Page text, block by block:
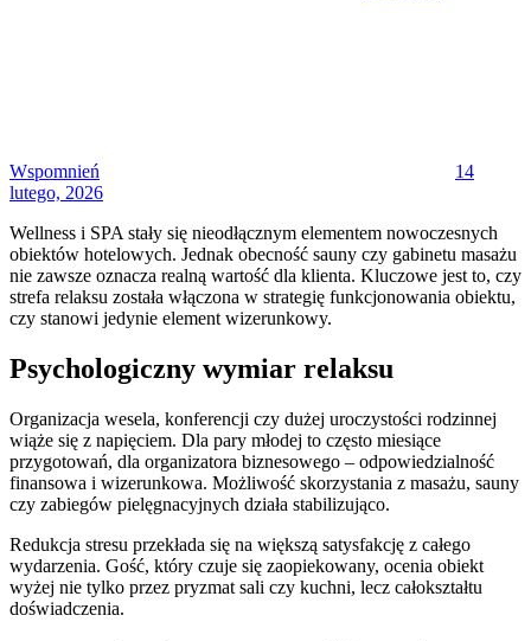
Wspomnień
14
lutego, 2026
Wellness i SPA stały się nieodłącznym elementem nowoczesnych
obiektów hotelowych. Jednak obecność sauny czy gabinetu masażu
nie zawsze oznacza realną wartość dla klienta. Kluczowe jest to, czy
strefa relaksu została włączona w strategię funkcjonowania obiektu,
czy stanowi jedynie element wizerunkowy.
Psychologiczny wymiar relaksu
Organizacja wesela, konferencji czy dużej uroczystości rodzinnej
wiąże się z napięciem. Dla pary młodej to często miesiące
przygotowań, dla organizatora biznesowego – odpowiedzialność
finansowa i wizerunkowa. Możliwość skorzystania z masażu, sauny
czy zabiegów pielęgnacyjnych działa stabilizująco.
Redukcja stresu przekłada się na większą satysfakcję z całego
wydarzenia. Gość, który czuje się zaopiekowany, ocenia obiekt
wyżej nie tylko przez pryzmat sali czy kuchni, lecz całokształtu
doświadczenia.